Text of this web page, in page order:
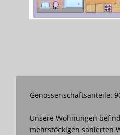
Genossenschaftsanteile:
Unsere Wohnungen
mehrstöckigen sanierten